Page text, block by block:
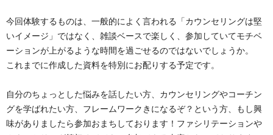
今回体験するものは、一般的によく言われる「カウンセリングは堅
いイメージ」ではなく、雑談ベースで楽しく、参加していてモチベ
ーションが上がるような時間を過ごせるのではないでしょうか。
これまでに作成した資料を特別にお配りする予定です。
自分のちょっとした悩みを話したい方、カウンセリングやコーチン
グを学ばれたい方、フレームワークきになるぞ？という方、もし興
味がありましたら参加おまちしております！ファシリテーションや